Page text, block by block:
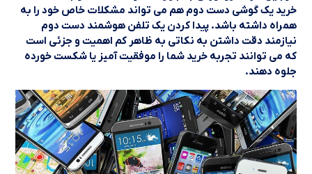
خرید یک گوشی دست دوم هم می تواند مشکلات خاص خود را به
همراه داشته باشد. پیدا کردن یک تلفن هوشمند دست دوم
نیازمند دقت داشتن به نکاتی به ظاهر کم اهمیت و جزئی است
که می توانند تجربه خرید شما را موفقیت آمیز یا شکست خورده
جلوه دهند.